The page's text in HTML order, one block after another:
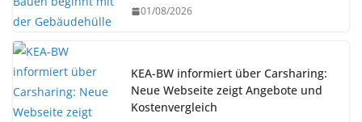
01/08/2026
KEA-BW informiert über Carsharing:
Neue Webseite zeigt Angebote und
Kostenvergleich